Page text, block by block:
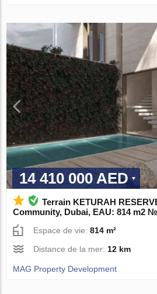
14 410 000 AED
Terrain KETURAH
Community, Dubai, EAU: 814 m2
Espace de vie:814 m²
Distance de la mer: 12 km
MAG Property Development